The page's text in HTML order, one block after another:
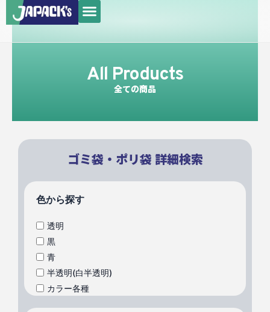
容
メ
ニ
ュ
All Products
全ての商品
ゴミ袋・ポリ袋 詳細検索
色から探す
透明
黒
青
半透明(白半透明)
カラー各種